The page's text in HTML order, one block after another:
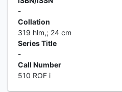
-
Collation
319 hlm,; 24 cm
Series Title
-
Call Number
510 ROF i